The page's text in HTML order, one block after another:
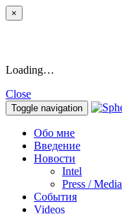
×
Loading…
Close
Toggle navigation
Обо мне
Введение
Новости
Intel
Press / Media
События
Videos